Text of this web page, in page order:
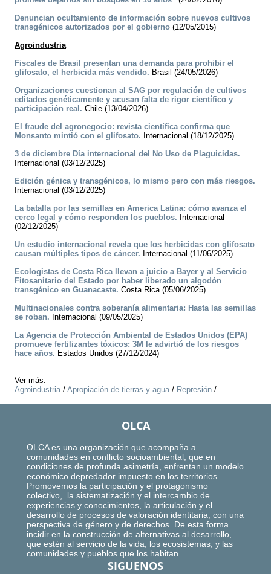
Denuncian ocultamiento de información sobre nuevos cultivos
transgénicos autorizados por el gobierno (12/05/2015)
Agroindustria
Fiscales de Brasil presentan una demanda para prohibir el
glifosato, el herbicida más vendido. Brasil (24/05/2026)
Organizaciones cuestionan al SAG por regulación de cultivos
editados genéticamente y acusan falta de rigor científico y
participación real. Chile (13/04/2026)
El fraude del agronegocio: revista científica confirma que
Monsanto mintió con el glifosato. Internacional (18/12/2025)
3 de diciembre Día internacional del No Uso de Plaguicidas.
Internacional (03/12/2025)
Edición génica y transgénicos, lo mismo pero con más riesgos.
Internacional (03/12/2025)
La batalla por las semillas en America Latina: cómo avanza el
cerco legal y cómo responden los pueblos. Internacional
(02/12/2025)
Un estudio internacional revela que los herbicidas con glifosato
causan múltiples tipos de cáncer. Internacional (11/06/2025)
Ecologistas de Costa Rica llevan a juicio a Bayer y al Servicio
Fitosanitario del Estado por haber liberado un algodón
transgénico en Guanacaste. Costa Rica (05/06/2025)
Multinacionales contra soberanía alimentaria: Hasta las semillas
se roban. Internacional (09/05/2025)
La Agencia de Protección Ambiental de Estados Unidos (EPA)
promueve fertilizantes tóxicos: 3M le advirtió de los riesgos
hace años. Estados Unidos (27/12/2024)
Ver más:
Agroindustria/ Apropiación de tierras y agua/ Represión /
OLCA
OLCA es una organización que acompaña a
comunidades en conflicto socioambiental, que en
condiciones de profunda asimetría, enfrentan un modelo
económico depredador impuesto en los territorios.
Promovemos la participación y el protagonismo
colectivo, la sistematización y el intercambio de
experiencias y conocimientos, la articulación y el
desarrollo de procesos de valoración identitaria, con una
perspectiva de género y de derechos. De esta forma
incidir en la construcción de alternativas al desarrollo,
que estén al servicio de la vida, los ecosistemas, y las
comunidades y pueblos que los habitan.
SIGUENOS